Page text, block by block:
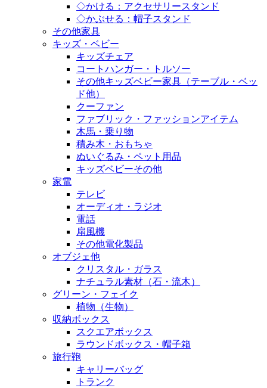
◇かける：アクセサリースタンド
◇かぶせる：帽子スタンド
その他家具
キッズ・ベビー
キッズチェア
コートハンガー・トルソー
その他キッズベビー家具（テーブル・ベッ
ド他）
クーファン
ファブリック・ファッションアイテム
木馬・乗り物
積み木・おもちゃ
ぬいぐるみ・ペット用品
キッズベビーその他
家電
テレビ
オーディオ・ラジオ
電話
扇風機
その他電化製品
オブジェ他
クリスタル・ガラス
ナチュラル素材（石・流木）
グリーン・フェイク
植物（生物）
収納ボックス
スクエアボックス
ラウンドボックス・帽子箱
旅行鞄
キャリーバッグ
トランク